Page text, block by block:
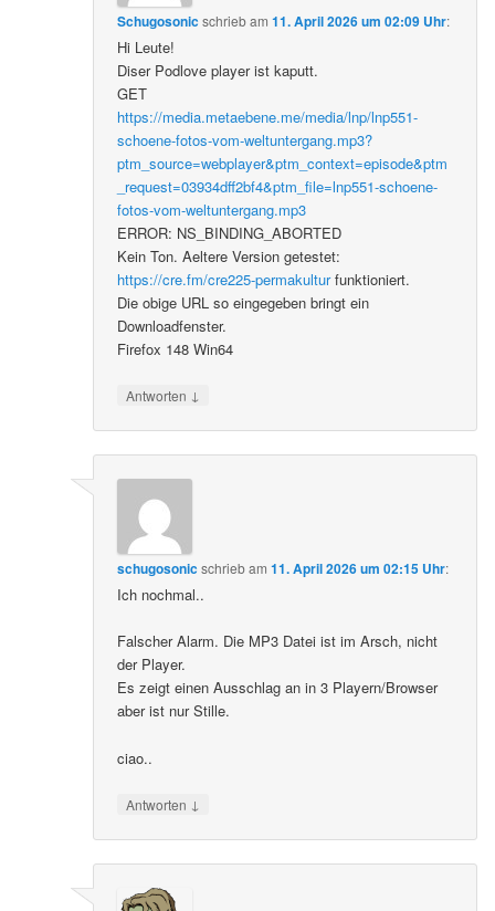
Schugosonicschriebam11. April 2026 um 02:09 Uhr:
Hi Leute!
Diser Podlove player ist kaputt.
GET
https://media.metaebene.me/media/lnp/lnp551-
schoene-fotos-vom-weltuntergang.mp3?
ptm_source=webplayer&ptm_context=episode&ptm
_request=03934dff2bf4&ptm_file=lnp551-schoene-
fotos-vom-weltuntergang.mp3
ERROR: NS_BINDING_ABORTED
Kein Ton. Aeltere Version getestet:
https://cre.fm/cre225-permakulturfunktioniert.
Die obige URL so eingegeben bringt ein
Downloadfenster.
Firefox 148 Win64
Antworten ↓
schugosonicschriebam11. April 2026 um 02:15 Uhr:
Ich nochmal..
Falscher Alarm. Die MP3 Datei ist im Arsch, nicht
der Player.
Es zeigt einen Ausschlag an in 3 Playern/Browser
aber ist nur Stille.
ciao..
Antworten ↓